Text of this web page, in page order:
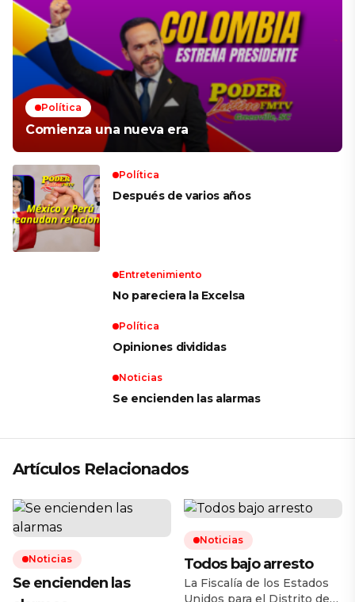
Política
Comienza una nueva era
Política
Después de varios años
Entretenimiento
No pareciera la Excelsa
Política
Opiniones divididas
Noticias
Se encienden las alarmas
Artículos Relacionados
Noticias
Se encienden las
Noticias
Todos bajo arresto
La Fiscalía de los Estados
Unidos para el Distrito de